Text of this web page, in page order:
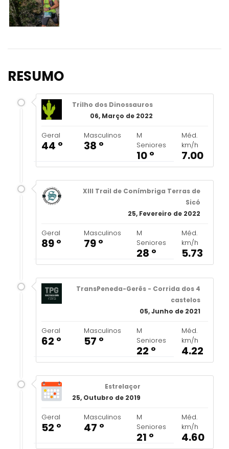
RESUMO
Trilho dos Dinossauros
06, Março de 2022
Geral
44 º
Masculinos
38 º
M
Seniores
10 º
Méd.
km/h
7.00
XIII Trail de Conímbriga Terras de
Sicó
25, Fevereiro de 2022
Geral
89 º
Masculinos
79 º
M
Seniores
28 º
Méd.
km/h
5.73
TransPeneda-Gerês - Corrida dos 4
castelos
05, Junho de 2021
Geral
62 º
Masculinos
57 º
M
Seniores
22 º
Méd.
km/h
4.22
Estrelaçor
25, Outubro de 2019
Geral
52 º
Masculinos
47 º
M
Seniores
21 º
Méd.
km/h
4.60